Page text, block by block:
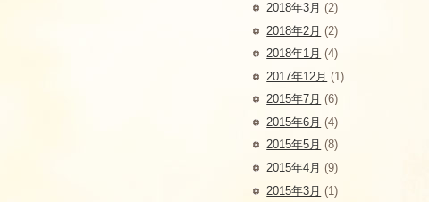
2018年3月 (2)
2018年2月 (2)
2018年1月 (4)
2017年12月 (1)
2015年7月 (6)
2015年6月 (4)
2015年5月 (8)
2015年4月 (9)
2015年3月 (1)